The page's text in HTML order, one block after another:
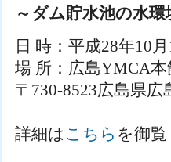
～ダム貯水池の水
日 時：平成28年10
場 所：広島YMCA
〒730-8523広島県広
詳細は こちら を御